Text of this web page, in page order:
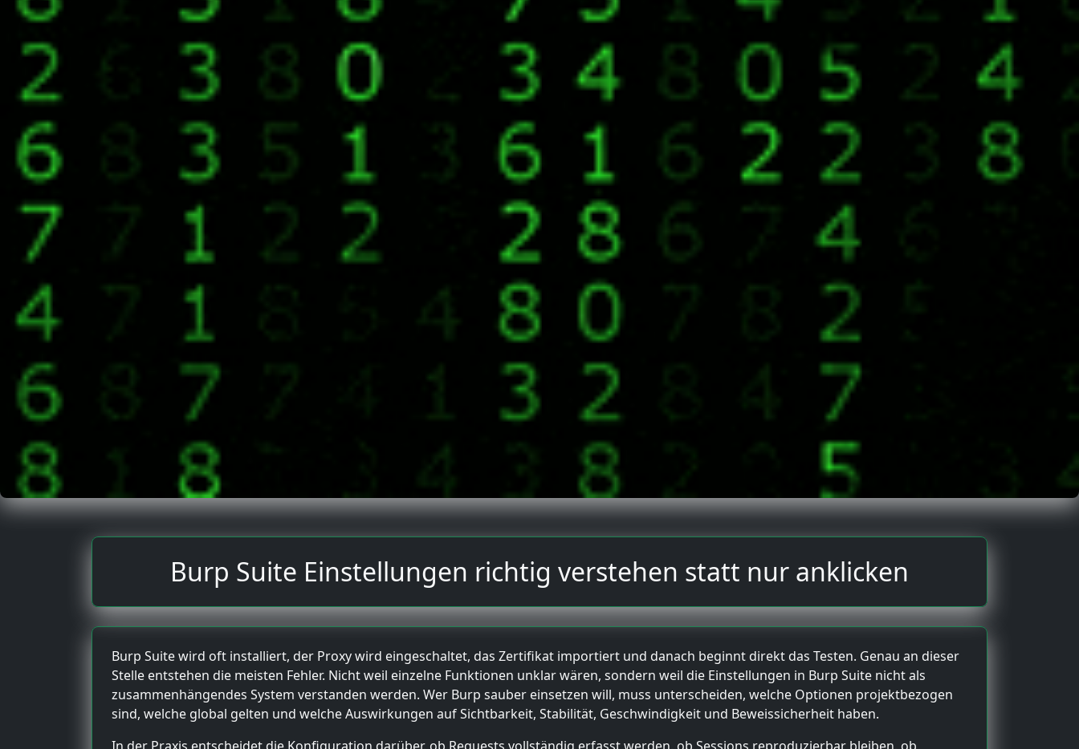
Burp Suite Einstellungen richtig verstehen statt nur anklicken
Burp Suite wird oft installiert, der Proxy wird eingeschaltet, das Zertifikat importiert und danach beginnt direkt das Testen. Genau an dieser
Stelle entstehen die meisten Fehler. Nicht weil einzelne Funktionen unklar wären, sondern weil die Einstellungen in Burp Suite nicht als
zusammenhängendes System verstanden werden. Wer Burp sauber einsetzen will, muss unterscheiden, welche Optionen projektbezogen
sind, welche global gelten und welche Auswirkungen auf Sichtbarkeit, Stabilität, Geschwindigkeit und Beweissicherheit haben.